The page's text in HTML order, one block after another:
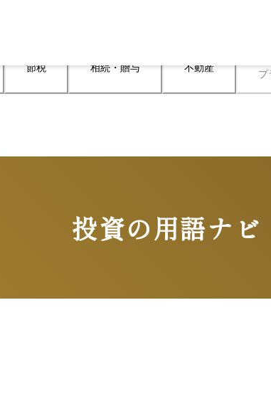
節税 相続・贈与 不動産
プ
投資の用語ナビ